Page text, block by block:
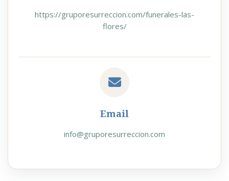
https://gruporesurreccion.com/funerales-las-
flores/
Email
info@gruporesurreccion.com